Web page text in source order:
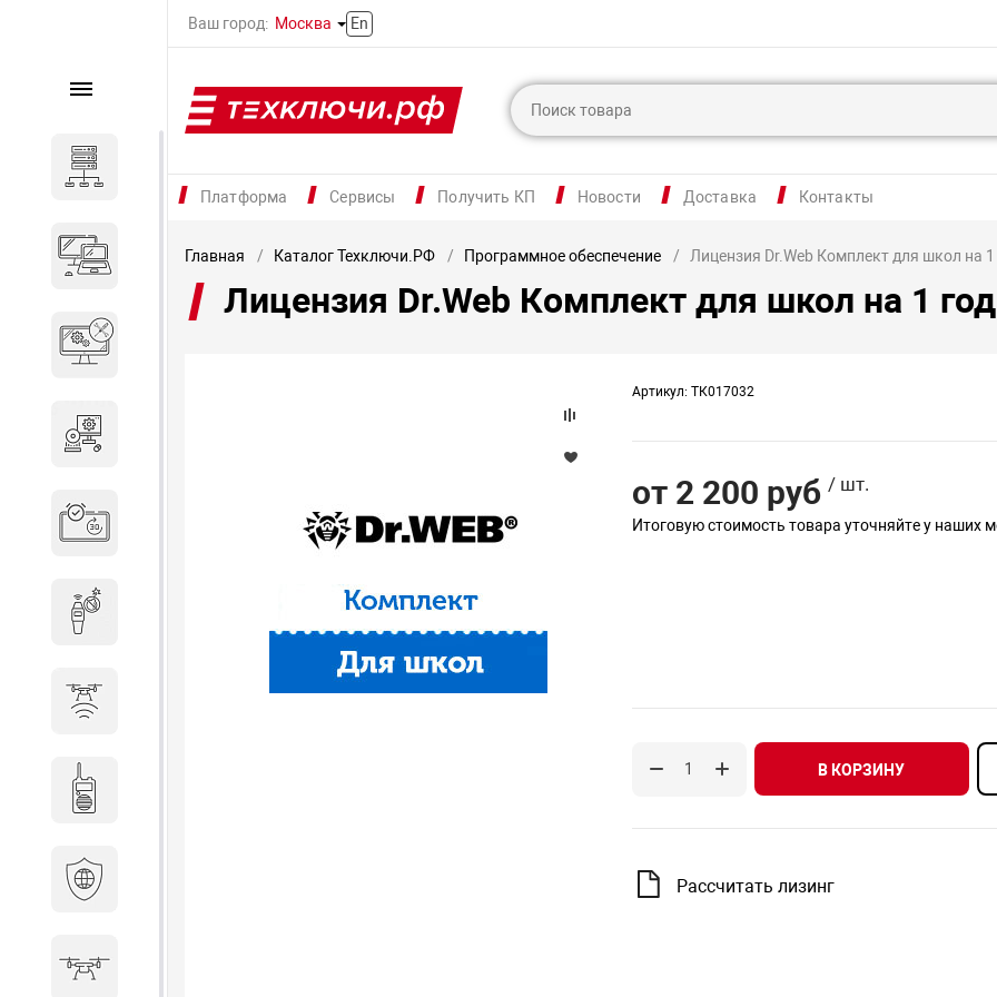
Ваш город: Москва En
Платформа Сервисы Получить КП Новости Доставка Контакты
Каталог
Компьютеры и ноутбуки
Комплектующие для
Система бронирования
Досмотровое оборудование
Главная Каталог Техключи.РФ Программное обеспечение Лицензия Dr.Web Комплект для школ на 1
Лицензия Dr.Web Комплект для школ на 1 год
Артикул: ТК017032
от 2 200 руб / шт.
Итоговую стоимость товара уточняйте у наших
В КОРЗИНУ
Рассчитать лизинг